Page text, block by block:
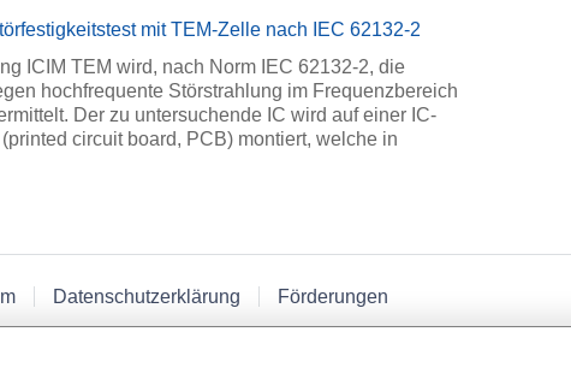
mit TEM-Zelle nach IEC 62132-2
ICIM TEM wird, nach Norm IEC 62132-2, die
hochfrequente Störstrahlung im Frequenzbereich
Der zu untersuchende IC wird auf einer IC-
circuit board, PCB) montiert, welche in
Datenschutzerklärung Förderungen